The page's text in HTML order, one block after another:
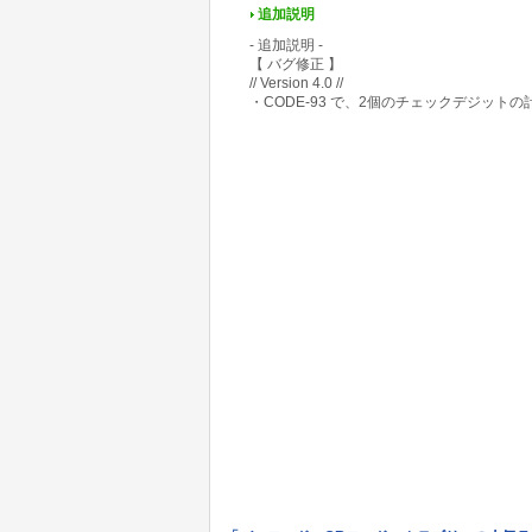
追加説明
- 追加説明 -
【 バグ修正 】
// Version 4.0 //
・CODE-93 で、2個のチェックデジット